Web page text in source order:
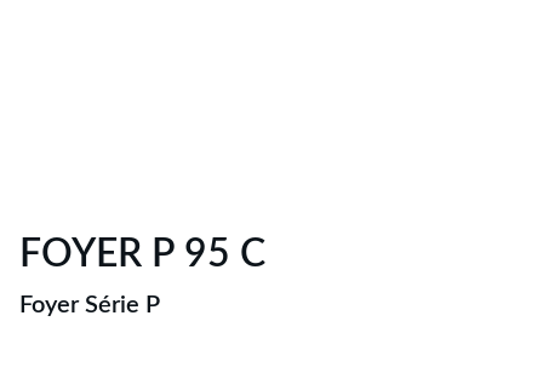
FOYER P 95 C
Foyer Série P